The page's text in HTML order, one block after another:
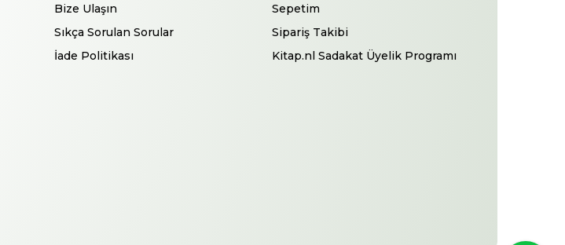
Bize Ulaşın
Sıkça Sorulan Sorular
İade Politikası
Sepetim
Sipariş Takibi
Kitap.nl Sadakat Üyelik Programı